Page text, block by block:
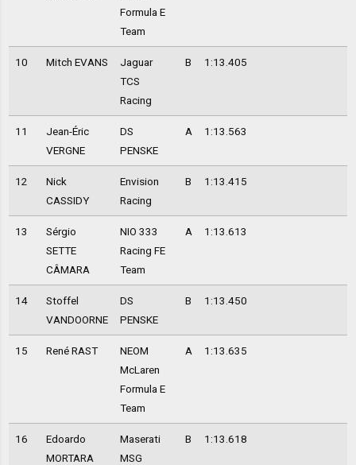
Formula E
Team
10 Mitch EVANS
Jaguar
TCS
Racing
B 1:13.405
11
Jean-Éric
VERGNE
DS
PENSKE
A 1:13.563
12
Nick
CASSIDY
Envision
Racing
B 1:13.415
13
Sérgio
SETTE
CÂMARA
NIO 333
Racing FE
Team
A 1:13.613
14
Stoffel
VANDOORNE
DS
PENSKE
B 1:13.450
15 René RAST
NEOM
McLaren
Formula E
Team
A 1:13.635
16
Edoardo
MORTARA
Maserati
MSG
B 1:13.618